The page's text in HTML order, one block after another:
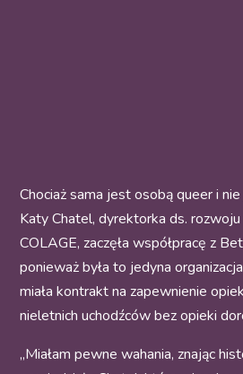
Chociaż sama jest osobą queer i
Katy Chatel, dyrektorka ds.
COLAGE, zaczęła współpracę z
ponieważ była to jedyna
miała kontrakt na zapewnienie
nieletnich uchodźców bez opieki
„Miałam pewne wahania, znając